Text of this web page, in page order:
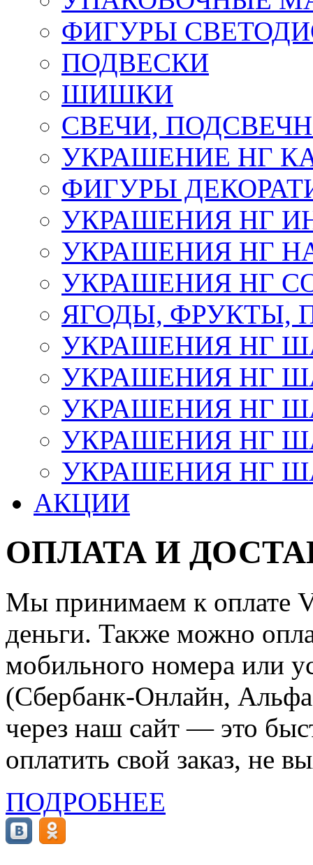
ФИГУРЫ
ПОДВЕСКИ
ШИШКИ
СВЕЧИ,
УКРАШЕНИЕ НГ
ФИГУРЫ
УКРАШЕНИЯ НГ
УКРАШЕНИЯ НГ
УКРАШЕНИЯ НГ
ЯГОДЫ, ФРУКТЫ,
УКРАШЕНИЯ НГ
УКРАШЕНИЯ НГ
УКРАШЕНИЯ НГ
УКРАШЕНИЯ НГ
УКРАШЕНИЯ НГ
АКЦИИ
ОПЛАТА И
Мы принимаем к оплате
деньги. Также можно
мобильного номера или
(Сбербанк-Онлайн,
через наш сайт — это
оплатить свой заказ, не
ПОДРОБНЕЕ